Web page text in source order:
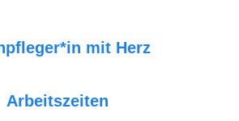
mit Herz
Arbeitszeiten